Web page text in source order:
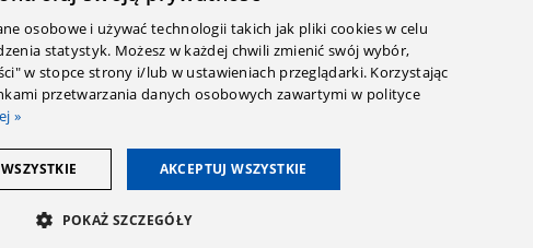
osobowe i używać technologii takich jak pliki cookies w celu
statystyk. Możesz w każdej chwili zmienić swój wybór,
w stopce strony i/lub w ustawieniach przeglądarki. Korzystając
przetwarzania danych osobowych zawartymi w polityce
»
AKCEPTUJ WSZYSTKIE
POKAŻ SZCZEGÓŁY